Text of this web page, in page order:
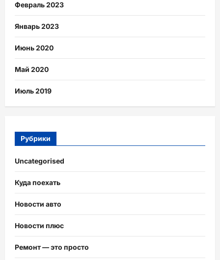
Февраль 2023
Январь 2023
Июнь 2020
Май 2020
Июль 2019
Рубрики
Uncategorised
Куда поехать
Новости авто
Новости плюс
Ремонт — это просто